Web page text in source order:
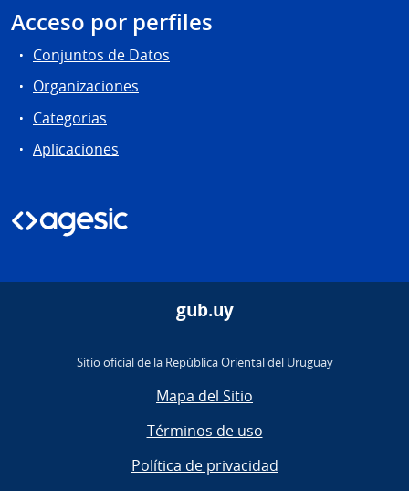
Acceso por perfiles
Conjuntos de Datos
Organizaciones
Categorias
Aplicaciones
gub.uy
Sitio oficial de la República Oriental del Uruguay
Mapa del Sitio
Términos de uso
Política de privacidad